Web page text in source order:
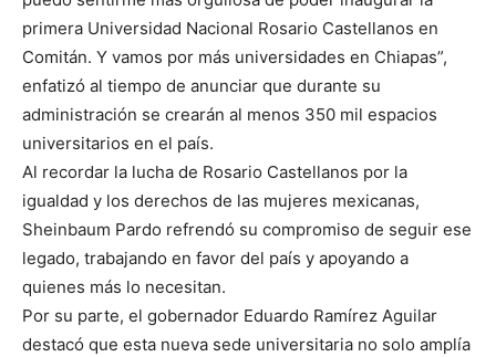
primera Universidad Nacional Rosario Castellanos en
Comitán. Y vamos por más universidades en Chiapas”,
enfatizó al tiempo de anunciar que durante su
administración se crearán al menos 350 mil espacios
universitarios en el país.
Al recordar la lucha de Rosario Castellanos por la
igualdad y los derechos de las mujeres mexicanas,
Sheinbaum Pardo refrendó su compromiso de seguir ese
legado, trabajando en favor del país y apoyando a
quienes más lo necesitan.
Por su parte, el gobernador Eduardo Ramírez Aguilar
destacó que esta nueva sede universitaria no solo amplía